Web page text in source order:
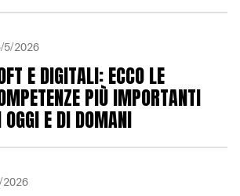
5/2026
E DIGITALI: ECCO LE
PIÙ IMPORTANTI
OGGI E DI DOMANI
2026